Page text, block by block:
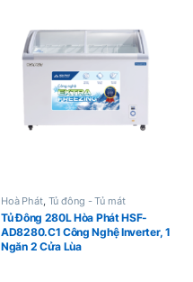
Hoà Phát, Tủ đông - Tủ mát
Tủ Đông 280L Hòa Phát HSF-
AD8280.C1 Công Nghệ Inverter, 1
Ngăn 2 Cửa Lùa